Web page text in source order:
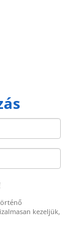
kezeljük,